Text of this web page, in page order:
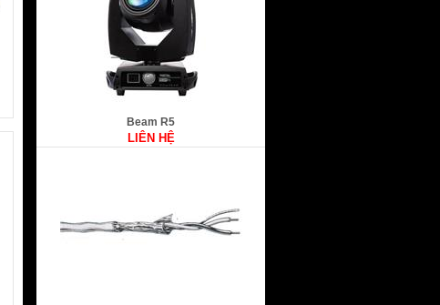
Beam R5
LIÊN HỆ